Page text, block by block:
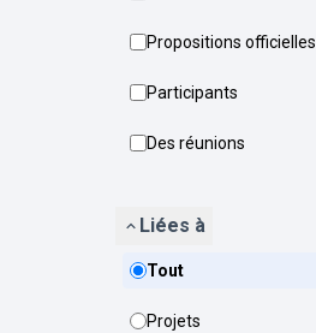
Propositions officielles
Participants
Des réunions
Liées à
Tout
Projets